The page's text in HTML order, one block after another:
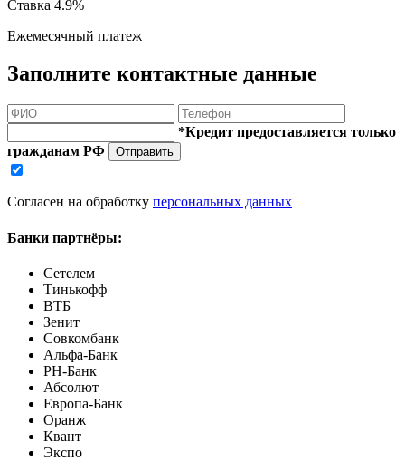
Ставка 4.9%
Ежемесячный платеж
Заполните контактные данные
*Кредит предоставляется только
гражданам РФ
Отправить
Согласен на обработку персональных данных
Банки партнёры:
Сетелем
Тинькофф
ВТБ
Зенит
Совкомбанк
Альфа-Банк
РН-Банк
Абсолют
Европа-Банк
Оранж
Квант
Экспо